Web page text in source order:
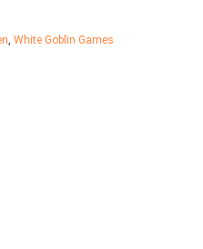
, White Goblin Games